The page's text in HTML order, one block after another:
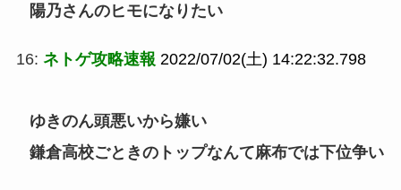
陽乃さんのヒモになりたい
16: ネトゲ攻略速報 2022/07/02(土) 14:22:32.798
ゆきのん頭悪いから嫌い
鎌倉高校ごときのトップなんて麻布では下位争い